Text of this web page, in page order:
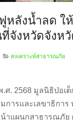
หลังน้ำลด ใ
จังหวัดจังห
สงเคราะห์สาธารณภัย
ศ. 2568 มูลนิธิป่อเ
การและเลขาธิกา
น้าแผนกสาธารณภั